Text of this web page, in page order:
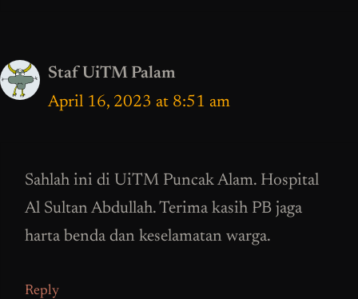
Staf UiTM Palam
April 16, 2023 at 8:51 am
Sahlah ini di UiTM Puncak Alam. Hospital
Al Sultan Abdullah. Terima kasih PB jaga
harta benda dan keselamatan warga.
Reply